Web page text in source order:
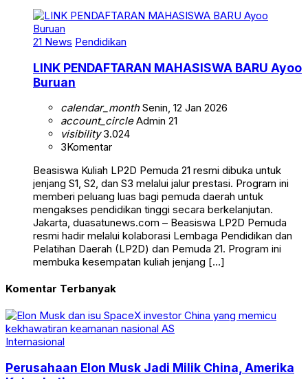
21 News Pendidikan
LINK PENDAFTARAN MAHASISWA BARU Ayoo
Buruan
calendar_monthSenin, 12 Jan 2026
account_circleAdmin 21
visibility3.024
3Komentar
Beasiswa Kuliah LP2D Pemuda 21 resmi dibuka untuk
jenjang S1, S2, dan S3 melalui jalur prestasi. Program ini
memberi peluang luas bagi pemuda daerah untuk
mengakses pendidikan tinggi secara berkelanjutan.
Jakarta, duasatunews.com – Beasiswa LP2D Pemuda
resmi hadir melalui kolaborasi Lembaga Pendidikan dan
Pelatihan Daerah (LP2D) dan Pemuda 21. Program ini
membuka kesempatan kuliah jenjang […]
Komentar Terbanyak
Internasional
Perusahaan Elon Musk Jadi Milik China, Amerika